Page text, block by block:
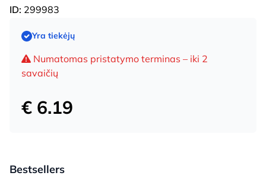
ID: 299983
Yra tiekėjų
Numatomas pristatymo terminas – iki 2
savaičių
€ 6.19
Bestsellers